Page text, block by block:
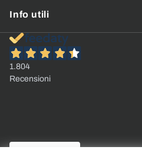
Info utili
1.804
Recensioni